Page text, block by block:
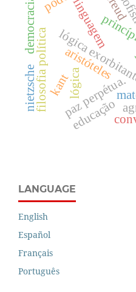
lógica
lógica
kant
filosofia política paz perpétua.
democracia. linguagem
aristóteles
nietzsche
educação
freud
LANGUAGE
English
Español
Français
Português